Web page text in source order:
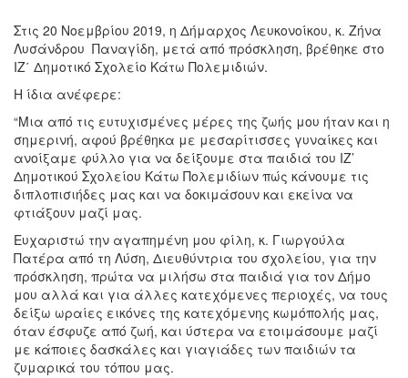
Στις 20 Νοεμβρίου 2019, η Δήμαρχος Λευκονοίκου, κ. Ζήνα
Λυσάνδρου Παναγίδη, μετά από πρόσκληση, βρέθηκε στο
ΙΖ΄ Δημοτικό Σχολείο Κάτω Πολεμιδιών.
Η ίδια ανέφερε:
“Μια από τις ευτυχισμένες μέρες της ζωής μου ήταν και η
σημερινή, αφού βρέθηκα με μεσαρίτισσες γυναίκες και
ανοίξαμε φύλλο για να δείξουμε στα παιδιά του ΙΖ’
Δημοτικού Σχολείου Κάτω Πολεμιδίων πώς κάνουμε τις
διπλοπισιήδες μας και να δοκιμάσουν και εκείνα να
φτιάξουν μαζί μας.
Ευχαριστώ την αγαπημένη μου φίλη, κ. Γιωργούλα
Πατέρα από τη Λύση, Διευθύντρια του σχολείου, για την
πρόσκληση, πρώτα να μιλήσω στα παιδιά για τον Δήμο
μου αλλά και για άλλες κατεχόμενες περιοχές, να τους
δείξω ωραίες εικόνες της κατεχόμενης κωμόπολής μας,
όταν έσφυζε από ζωή, και ύστερα να ετοιμάσουμε μαζί
με κάποιες δασκάλες και γιαγιάδες των παιδιών τα
ζυμαρικά του τόπου μας.